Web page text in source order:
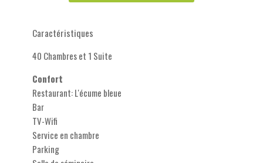
Caractéristiques
40 Chambres et 1 Suite
Confort
Restaurant: L'écume bleue
Bar
TV-Wifi
Service en chambre
Parking